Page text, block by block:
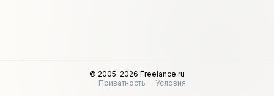
© 2005–2026 Freelance.ru
Приватность
Условия